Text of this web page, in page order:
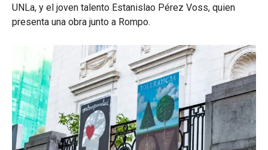
UNLa, y el joven talento Estanislao Pérez Voss, quien
presenta una obra junto a Rompo.